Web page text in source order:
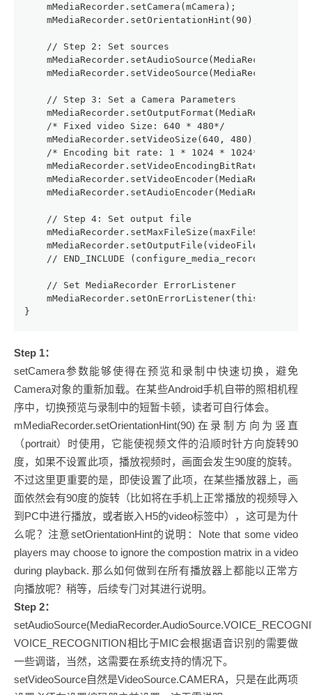
    mMediaRecorder.setCamera(mCamera);
    mMediaRecorder.setOrientationHint(90);
    // Step 2: Set sources
    // Step 3: Set a Camera Parameters
    /* Fixed video Size: 640 * 480*/
    mMediaRecorder.setVideoSize(640, 480);
    /* Encoding bit rate: 1 * 1024 * 1024*/
mMediaRecorder.setVideoEncodingBitRate(1 * 1024
    // Step 4: Set output file
    mMediaRecorder.setOutputFile(videoFilePath);
    // END_INCLUDE (configure_media_recorder)
    // Set MediaRecorder ErrorListener
    mMediaRecorder.setOnErrorListener(this);
}
Step 1：
setCamera参数能够使得在预览和录制中快速切换，避免
Camera对象的重新加载。在某些Android手机自带的照相机程
序中，切换预览与录制中的短暂卡顿，读者可自行体会。
mMediaRecorder.setOrientationHint(90)在录制方向为竖直
（portrait）时使用，它能使视频文件的沿顺时针方向旋转90
度，如果不设置此项，播放视频时，画面会发生90度的旋转。
不过这里更重要的是，即使设置了此项，在某些播放器上，画
面依然会有90度的旋转（比如将在手机上正常播放的视频导入
到PC中进行播放，或者嵌入H5的video标签中），这可是为什
么呢？注意setOrientationHint的说明：Note that some video
players may choose to ignore the compostion matrix in a video
during playback. 那么如何做到在所有播放器上都能以正常方
向播放呢？稍等，后续专门对其进行说明。
Step 2：
VOICE_RECOGNITION相比于MIC会根据语音识别的需要做
一些调谐，当然，这需要在系统支持的情况下。
setVideoSource自然是VideoSource.CAMERA，只是在此两项